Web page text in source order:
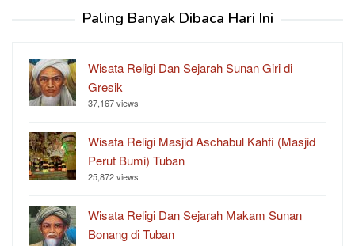
Paling Banyak Dibaca Hari Ini
Wisata Religi Dan Sejarah Sunan Giri di
Gresik
37,167 views
Wisata Religi Masjid Aschabul Kahfi (Masjid
Perut Bumi) Tuban
25,872 views
Wisata Religi Dan Sejarah Makam Sunan
Bonang di Tuban